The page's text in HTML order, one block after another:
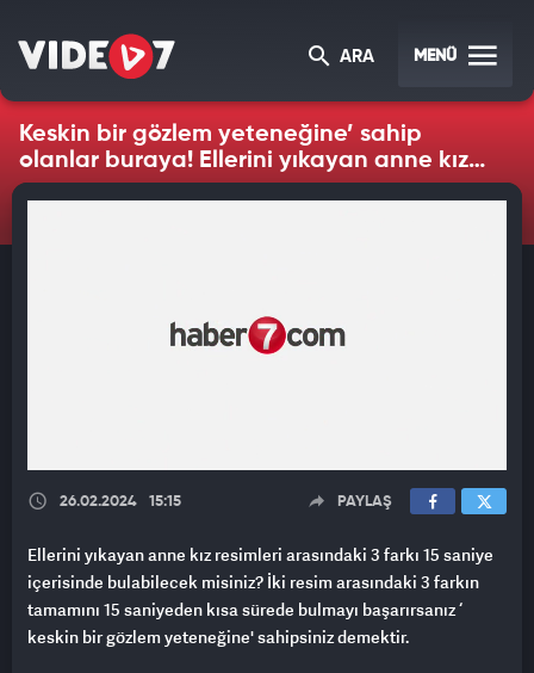
ARA MENÜ
Keskin bir gözlem yeteneğine’ sahip
olanlar buraya! Ellerini yıkayan anne kız
resimleri arasındaki 3 farkı bulabilir
26.02.2024 15:15 PAYLAŞ
Ellerini yıkayan anne kız resimleri arasındaki 3 farkı 15 saniye
içerisinde bulabilecek misiniz? İki resim arasındaki 3 farkın
tamamını 15 saniyeden kısa sürede bulmayı başarırsanız ‘
keskin bir gözlem yeteneğine' sahipsiniz demektir.